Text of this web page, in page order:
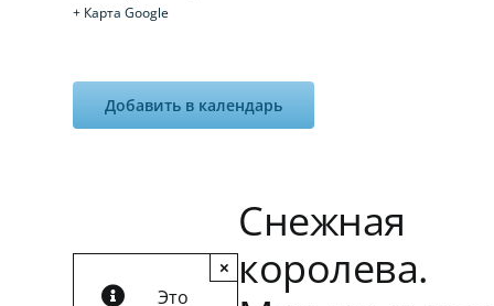
+ Карта Google
Добавить в календарь
Это
×
Снежная
королева.